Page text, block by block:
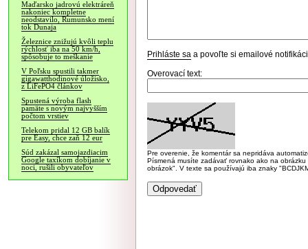
Maďarsko jadrovú elektráreň
nakoniec kompletne
neodstavilo, Rumunsko mení
tok Dunaja
Železnice znižujú kvôli teplu
rýchlosť iba na 50 km/h,
spôsobuje to meškanie
V Poľsku spustili takmer
gigawatthodinové úložisko,
z LiFePO4 článkov
Spustená výroba flash
pamäte s novým najvyšším
počtom vrstiev
Telekom pridal 12 GB balík
pre Easy, chce zaň 12 eur
Súd zakázal samojazdiacim
Google taxíkom dobíjanie v
noci, rušili obyvateľov
Prihláste sa a povoľte si emailové
Overovací text:
Pre overenie, že komentár sa nepridáva
Písmená musíte zadávať rovnako ako na
obrázok". V texte sa používajú iba znaky